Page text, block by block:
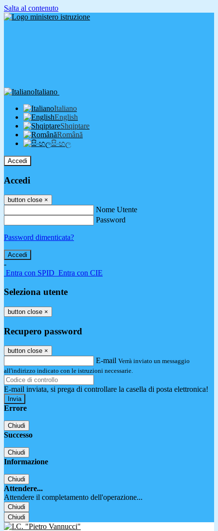
Salta al contenuto
Italiano
Italiano
English
Shqiptare
Română
සිංහල
Accedi
Accedi
button close ×
Nome Utente
Password
Password dimenticata?
-
Entra con SPID Entra con CIE
Seleziona utente
button close ×
Recupero password
button close ×
E-mail Verrà inviato un messaggio
all'indirizzo indicato con le istruzioni necessarie.
E-mail inviata, si prega di controllare la casella di posta elettronica!
Errore
Chiudi
Successo
Chiudi
Informazione
Chiudi
Attendere...
Attendere il completamento dell'operazione...
Chiudi
Chiudi